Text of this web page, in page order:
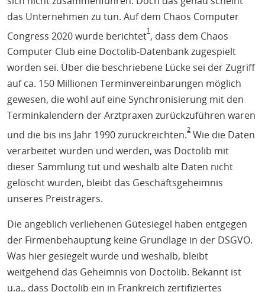
das Unternehmen zu tun. Auf dem Chaos Computer
Congress 2020 wurde berichtet1 , dass dem Chaos
Computer Club eine Doctolib-Datenbank zugespielt
worden sei. Über die beschriebene Lücke sei der Zugriff
auf ca. 150 Millionen Terminvereinbarungen möglich
gewesen, die wohl auf eine Synchronisierung mit den
Terminkalendern der Arztpraxen zurückzuführen waren
und die bis ins Jahr 1990 zurückreichten.2 Wie die Daten
verarbeitet wurden und werden, was Doctolib mit
dieser Sammlung tut und weshalb alte Daten nicht
gelöscht wurden, bleibt das Geschäftsgeheimnis
unseres Preisträgers.
Die angeblich verliehenen Gütesiegel haben entgegen
der Firmenbehauptung keine Grundlage in der DSGVO.
Was hier gesiegelt wurde und weshalb, bleibt
weitgehend das Geheimnis von Doctolib. Bekannt ist
u.a., dass Doctolib ein in Frankreich zertifiziertes